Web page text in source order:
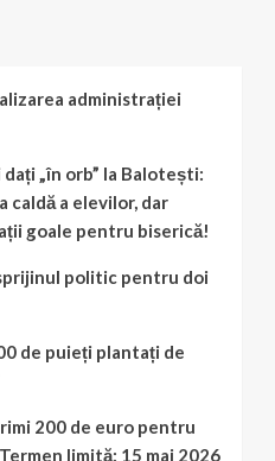
administrației
„în orb” la Balotești:
caldă a elevilor, dar
goale pentru biserică!
politic pentru doi
de puieți plantați de
200 de euro pentru
limită: 15 mai 2026